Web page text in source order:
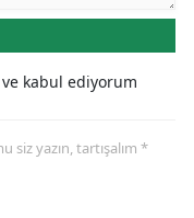
kabul ediyorum
yazın, tartışalım *